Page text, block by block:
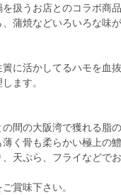
扱うお店とのコラボ商品
蒲焼などいろいろな味
に活かしてるハモを血
ます。
間の大阪湾で獲れる脂
く骨も柔らかい極上の鱧
天ぷら、フライなどで
賞味下さい。